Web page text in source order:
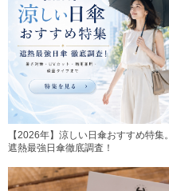
【2026年】涼しい日傘おすすめ特集。
遮熱最強日傘徹底調査！